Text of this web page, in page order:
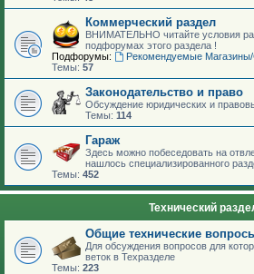
Коммерческий раздел
ВНИМАТЕЛЬНО читайте условия
подфорумах этого раздела !
Подфорумы:
Рекомендуемые
Темы: 57
Законодательство и право
Обсуждение юридических и
Темы: 114
Гараж
Здесь можно побеседовать на
нашлось специализированного
Темы: 452
Технический
Общие технические
Для обсуждения вопросов для
веток в Техразделе
Темы: 223